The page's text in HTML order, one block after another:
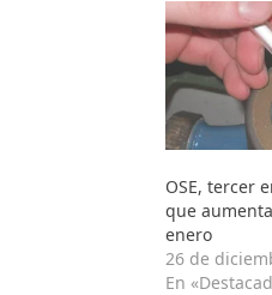
OSE, tercer
que
enero
26 de
En